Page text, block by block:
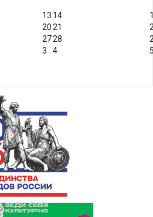
13 14
2021
2728
3 4